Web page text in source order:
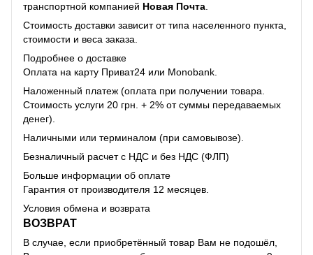
транспортной компанией Новая Почта.
Стоимость доставки зависит от типа населенного пункта,
стоимости и веса заказа.
Подробнее о доставке
Оплата на карту Приват24 или Monobank.
Наложенный платеж (оплата при получении товара.
Стоимость услуги 20 грн. + 2% от суммы передаваемых
денег).
Наличными или терминалом (при самовывозе).
Безналичный расчет с НДС и без НДС (ФЛП)
Больше информации об оплате
Гарантия от производителя 12 месяцев.
Условия обмена и возврата
ВОЗВРАТ
В случае, если приобретённый товар Вам не подошёл,